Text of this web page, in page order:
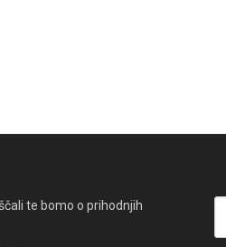
te bomo o prihodnjih